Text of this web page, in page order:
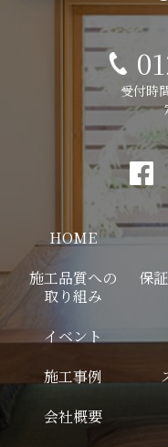
受付時
HOME
施工品質への
取り組み
保
イベント
施工事例
会社概要